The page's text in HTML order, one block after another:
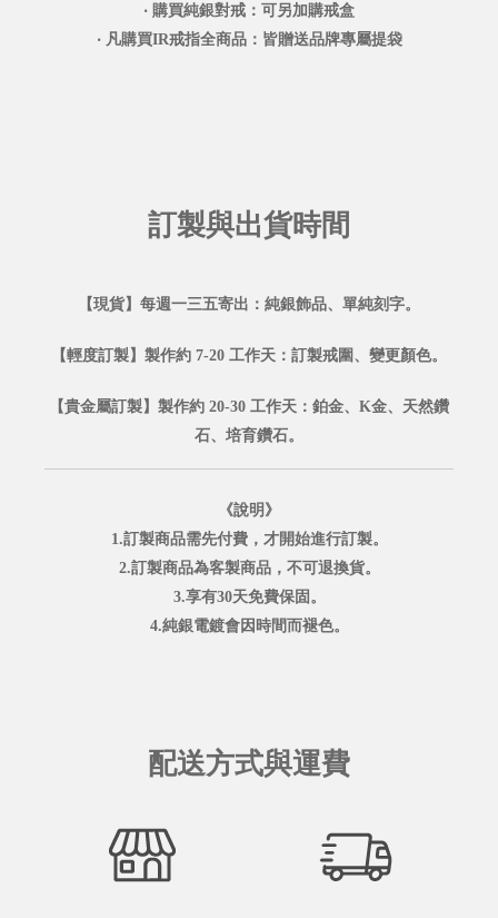
‧ 購買純銀對戒：可另加購戒盒
‧ 凡購買IR戒指全商品：皆贈送品牌專屬提袋
訂製與出貨時間
【現貨】每週一三五寄出：純銀飾品、單純刻字。
【輕度訂製】製作約 7-20 工作天：訂製戒圍、變更顏色。
【貴金屬訂製】製作約 20-30 工作天：鉑金、K金、天然鑽
石、培育鑽石。
《說明》
1.訂製商品需先付費，才開始進行訂製。
2.訂製商品為客製商品，不可退換貨。
3.享有30天免費保固。
4.純銀電鍍會因時間而褪色。
配送方式與運費